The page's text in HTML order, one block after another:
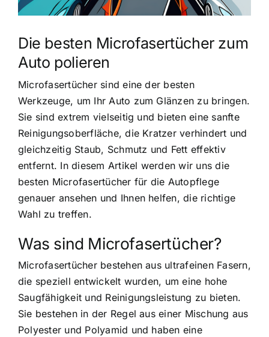
Die besten Microfasertücher zum
Auto polieren
Microfasertücher sind eine der besten
Werkzeuge, um Ihr Auto zum Glänzen zu bringen.
Sie sind extrem vielseitig und bieten eine sanfte
Reinigungsoberfläche, die Kratzer verhindert und
gleichzeitig Staub, Schmutz und Fett effektiv
entfernt. In diesem Artikel werden wir uns die
besten Microfasertücher für die Autopflege
genauer ansehen und Ihnen helfen, die richtige
Wahl zu treffen.
Was sind Microfasertücher?
Microfasertücher bestehen aus ultrafeinen Fasern,
die speziell entwickelt wurden, um eine hohe
Saugfähigkeit und Reinigungsleistung zu bieten.
Sie bestehen in der Regel aus einer Mischung aus
Polyester und Polyamid und haben eine